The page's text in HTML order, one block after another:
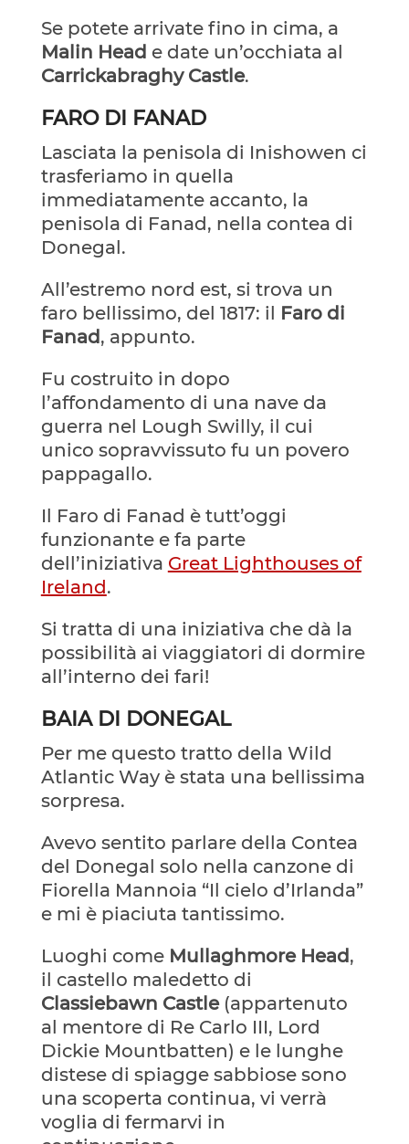
Se potete arrivate fino in cima, a
Malin Head e date un’occhiata al
Carrickabraghy Castle.
FARO DI FANAD
Lasciata la penisola di Inishowen ci
trasferiamo in quella
immediatamente accanto, la
penisola di Fanad, nella contea di
Donegal.
All’estremo nord est, si trova un
faro bellissimo, del 1817: il Faro di
Fanad, appunto.
Fu costruito in dopo
l’affondamento di una nave da
guerra nel Lough Swilly, il cui
unico sopravvissuto fu un povero
pappagallo.
Il Faro di Fanad è tutt’oggi
funzionante e fa parte
dell’iniziativa Great Lighthouses of
Ireland.
Si tratta di una iniziativa che dà la
possibilità ai viaggiatori di dormire
all’interno dei fari!
BAIA DI DONEGAL
Per me questo tratto della Wild
Atlantic Way è stata una bellissima
sorpresa.
Avevo sentito parlare della Contea
del Donegal solo nella canzone di
Fiorella Mannoia “Il cielo d’Irlanda”
e mi è piaciuta tantissimo.
Luoghi come Mullaghmore Head,
il castello maledetto di
Classiebawn Castle (appartenuto
al mentore di Re Carlo III, Lord
Dickie Mountbatten) e le lunghe
distese di spiagge sabbiose sono
una scoperta continua, vi verrà
voglia di fermarvi in